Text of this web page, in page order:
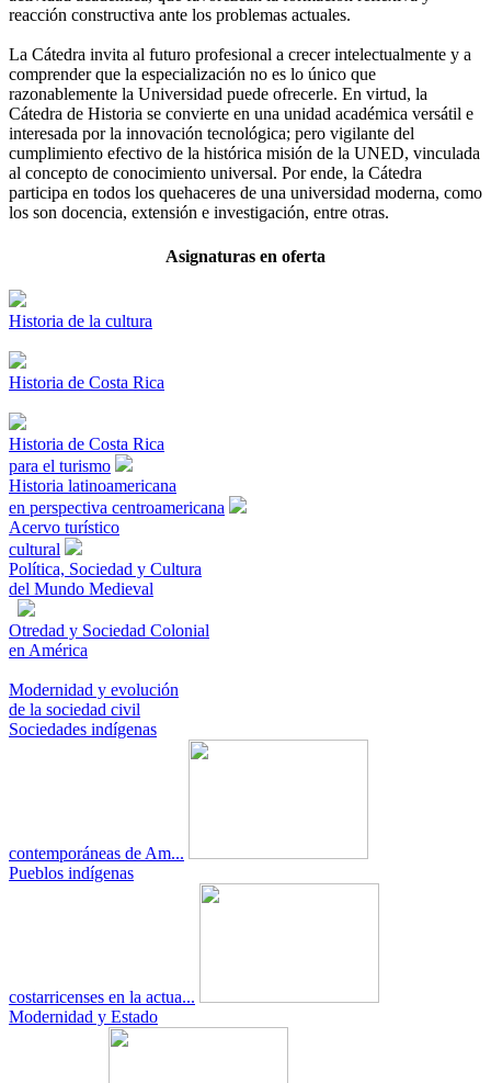
reacción constructiva ante los problemas actuales.
La Cátedra invita al futuro profesional a crecer intelectualmente y a
comprender que la especialización no es lo único que
razonablemente la Universidad puede ofrecerle. En virtud, la
Cátedra de Historia se convierte en una unidad académica versátil e
interesada por la innovación tecnológica; pero vigilante del
cumplimiento efectivo de la histórica misión de la UNED, vinculada
al concepto de conocimiento universal. Por ende, la Cátedra
participa en todos los quehaceres de una universidad moderna, como
los son docencia, extensión e investigación, entre otras.
Asignaturas en oferta
Historia de la cultura
Historia de Costa Rica
Historia de Costa Rica
para el turismo
Historia latinoamericana
en perspectiva centroamericana
Acervo turístico
cultural
Política, Sociedad y Cultura
del Mundo Medieval
Otredad y Sociedad Colonial
en América
Modernidad y evolución
de la sociedad civil
Sociedades indígenas
contemporáneas de Am...
Pueblos indígenas
costarricenses en la actua...
Modernidad y Estado